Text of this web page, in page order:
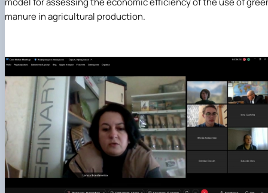
manure in agricultural production.